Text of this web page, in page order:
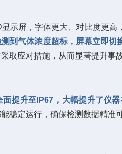
示屏，字体更大、对比度更
到气体浓度超标，屏幕立即
取应对措施，从而显著提升
提升至IP67，大幅提升了仪
稳定运行，确保检测数据精准